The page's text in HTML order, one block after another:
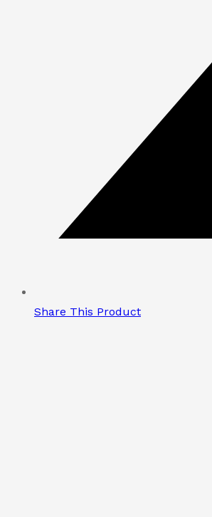
Share This Product